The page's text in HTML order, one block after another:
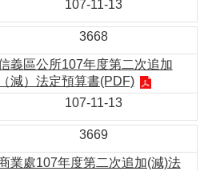
107-11-13
3668
義區公所107年度第二次追加
（減）法定預算書(PDF)
107-11-13
3669
業處107年度第二次追加(減)法